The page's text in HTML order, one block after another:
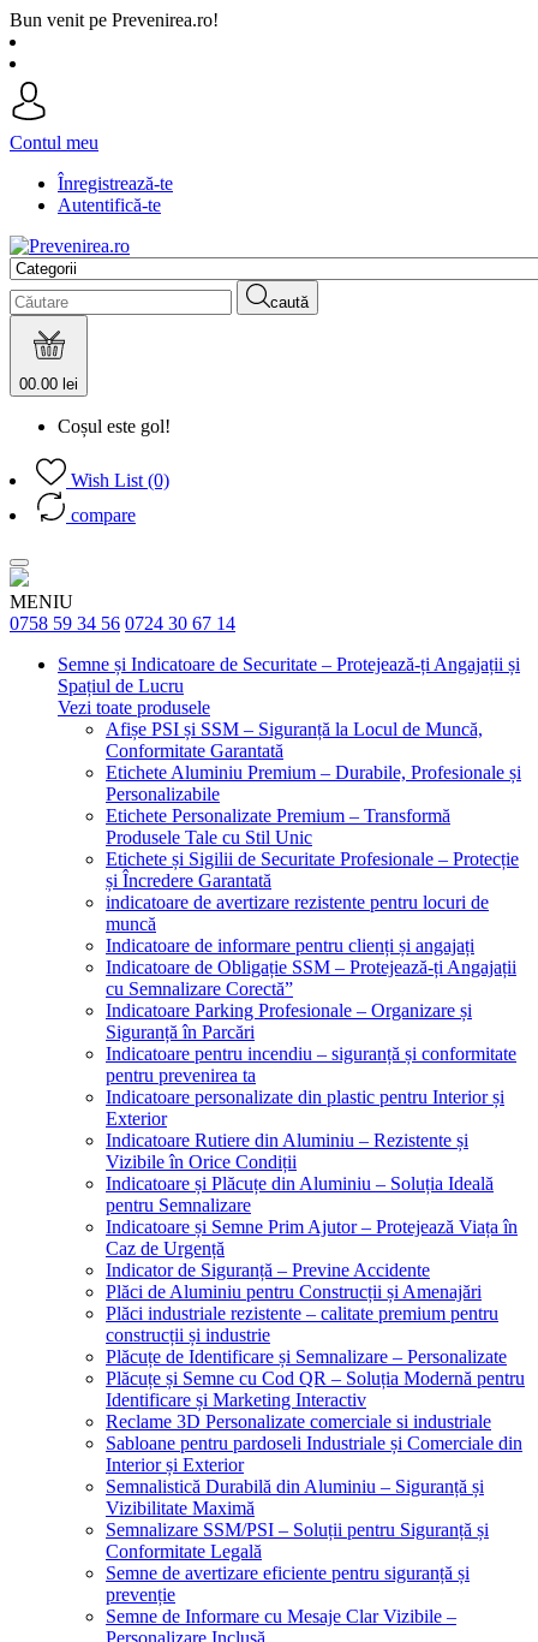
Bun venit pe Prevenirea.ro!
Contul meu
Înregistrează-te
Autentifică-te
caută
00.00 lei
Coșul este gol!
Wish List (0)
compare
MENIU
0758 59 34 56 0724 30 67 14
Semne și Indicatoare de Securitate – Protejează-ți Angajații și
Spațiul de Lucru
Vezi toate produsele
Afișe PSI și SSM – Siguranță la Locul de Muncă,
Conformitate Garantată
Etichete Aluminiu Premium – Durabile, Profesionale și
Personalizabile
Etichete Personalizate Premium – Transformă
Produsele Tale cu Stil Unic
Etichete și Sigilii de Securitate Profesionale – Protecție
și Încredere Garantată
indicatoare de avertizare rezistente pentru locuri de
muncă
Indicatoare de informare pentru clienți și angajați
Indicatoare de Obligație SSM – Protejează-ți Angajații
cu Semnalizare Corectă”
Indicatoare Parking Profesionale – Organizare și
Siguranță în Parcări
Indicatoare pentru incendiu – siguranță și conformitate
pentru prevenirea ta
Indicatoare personalizate din plastic pentru Interior și
Exterior
Indicatoare Rutiere din Aluminiu – Rezistente și
Vizibile în Orice Condiții
Indicatoare și Plăcuțe din Aluminiu – Soluția Ideală
pentru Semnalizare
Indicatoare și Semne Prim Ajutor – Protejează Viața în
Caz de Urgență
Indicator de Siguranță – Previne Accidente
Plăci de Aluminiu pentru Construcții și Amenajări
Plăci industriale rezistente – calitate premium pentru
construcții și industrie
Plăcuțe de Identificare și Semnalizare – Personalizate
Plăcuțe și Semne cu Cod QR – Soluția Modernă pentru
Identificare și Marketing Interactiv
Reclame 3D Personalizate comerciale si industriale
Sabloane pentru pardoseli Industriale și Comerciale din
Interior și Exterior
Semnalistică Durabilă din Aluminiu – Siguranță și
Vizibilitate Maximă
Semnalizare SSM/PSI – Soluții pentru Siguranță și
Conformitate Legală
Semne de avertizare eficiente pentru siguranță și
prevenție
Semne de Informare cu Mesaje Clar Vizibile –
Personalizare Inclusă